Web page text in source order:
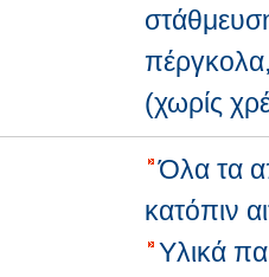
(χωρίς
Όλα τα
κατόπιν
Υλικά